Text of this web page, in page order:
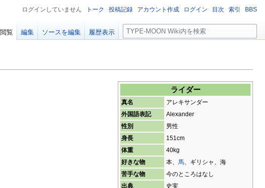
ライダー
真名
アレキサンダー
外国語表記
Alexander
性別
男性
身長
151cm
体重
40kg
好きな物
本、 馬 、ギリシャ、海
苦手な物
今のところはなし
出典
史実
ログインしていません トーク 投稿記録 アカウント作成 ログイン 目次 索引 BBS
閲覧 編集 ソースを編集 履歴表示
検
索